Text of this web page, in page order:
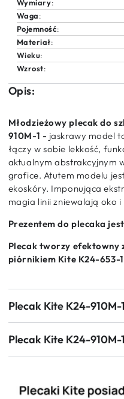
Wymiary:
Waga:
Pojemność:
Materiał:
Wieku:
Wzrost:
Opis:
Młodzieżowy plecak do
910M-1 - jaskrawy model
łączy w sobie lekkość,
aktualnym abstrakcyjnym
grafice. Atutem modelu
ekoskóry. Imponująca
magia linii zniewalają oko i
Prezentem do plecaka
Plecak tworzy efektowny
piórnikiem Kite K24-653-
Plecak Kite K24-910M-
Plecak Kite K24-910M-